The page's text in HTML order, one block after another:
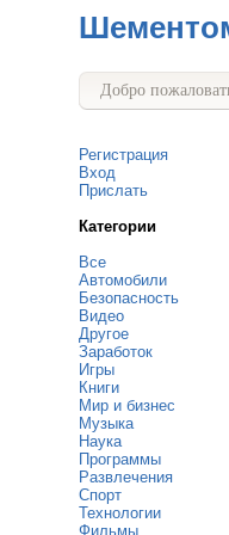
Добро
Регистрация
Вход
Прислать
Категории
Все
Автомобили
Безопасность
Видео
Другое
Заработок
Игры
Книги
Мир и бизнес
Музыка
Наука
Программы
Развлечения
Спорт
Технологии
Фильмы